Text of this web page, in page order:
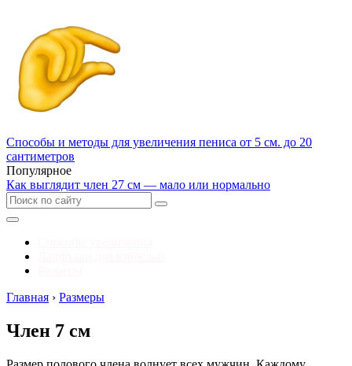
Способы и методы для увеличения пениса от 5 см. до 20
сантиметров
Популярное
Как выглядит член 27 см — мало или нормально
Главная › Размеры
Член 7 см